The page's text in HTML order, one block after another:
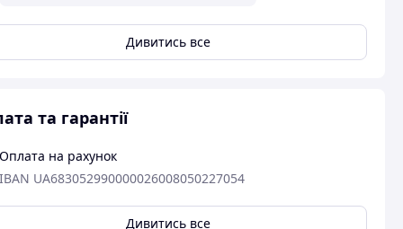
Дивитись все
та гарантії
на рахунок
UA683052990000026008050227054
Дивитись все